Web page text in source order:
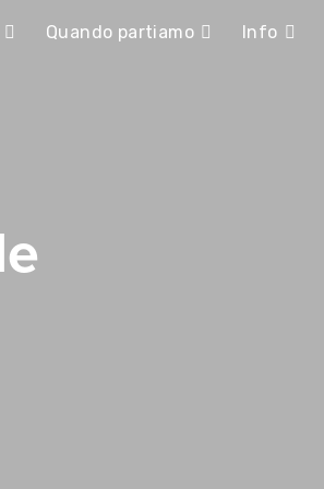
Quando partiamo Info